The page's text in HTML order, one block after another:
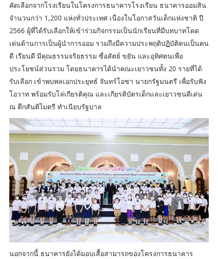
คัดเลือกจากโรงเรียนในโครงการธนาคารโรงเรียน ธนาคารออมสิน
จำนวนกว่า 1,200 แห่งทั่วประเทศ เนื่องในโอกาสวันเด็กแห่งชาติ ปี
2566 ผู้ที่ได้รับเลือกให้เข้าร่วมกิจกรรมเป็นนักเรียนที่มีบทบาทโดด
เด่นด้านการเป็นผู้นำการออม รวมถึงมีความประพฤติปฏิบัติตนเป็นคน
ดี เรียนดี มีคุณธรรมจริยธรรม ซื่อสัตย์ ขยัน และอุทิศตนเพื่อ
ประโยชน์ส่วนรวม โดยธนาคารได้นำคณะเยาวชนทั้ง 20 รายที่ได้
รับเลือก เข้าพบพลเอกประยุทธ์ จันทร์โอชา นายกรัฐมนตรี เพื่อรับฟัง
โอวาท พร้อมรับโล่เกียรติคุณ และเกียรติบัตรเด็กและเยาวชนดีเด่น
ณ ตึกสันติไมตรี ทำเนียบรัฐบาล
นอกจากนี้ ธนาคารยังได้มอบเสื้อสามารถของโครงการธนาคาร